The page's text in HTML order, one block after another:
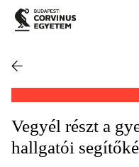
Vegyél részt a
hallgatói